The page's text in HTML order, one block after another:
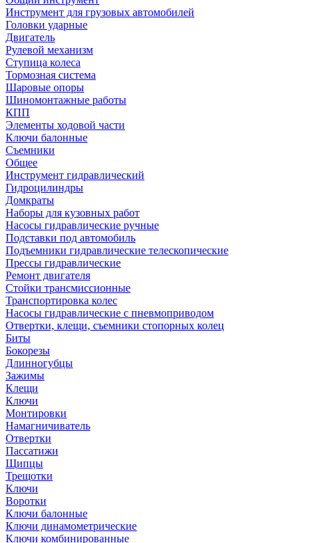
Инструмент для грузовых автомобилей
Головки ударные
Двигатель
Рулевой механизм
Ступица колеса
Тормозная система
Шаровые опоры
Шиномонтажные работы
КПП
Элементы ходовой части
Ключи балонные
Съемники
Общее
Инструмент гидравлический
Гидроцилиндры
Домкраты
Наборы для кузовных работ
Насосы гидравлические ручные
Подставки под автомобиль
Подъемники гидравлические телескопические
Прессы гидравлические
Ремонт двигателя
Стойки трансмиссионные
Транспортировка колес
Насосы гидравлические с пневмоприводом
Отвертки, клещи, съемники стопорных колец
Биты
Бокорезы
Длинногубцы
Зажимы
Клещи
Ключи
Монтировки
Намагничиватель
Отвертки
Пассатижи
Щипцы
Трещотки
Ключи
Воротки
Ключи балонные
Ключи динамометрические
Ключи комбинированные